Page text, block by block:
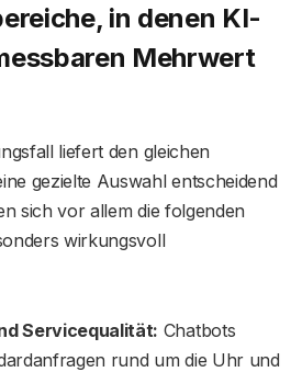
in denen KI-
Mehrwert
liefert den gleichen
gezielte Auswahl entscheidend
sich vor allem die folgenden
wirkungsvoll
Servicequalität: Chatbots
rund um die Uhr und